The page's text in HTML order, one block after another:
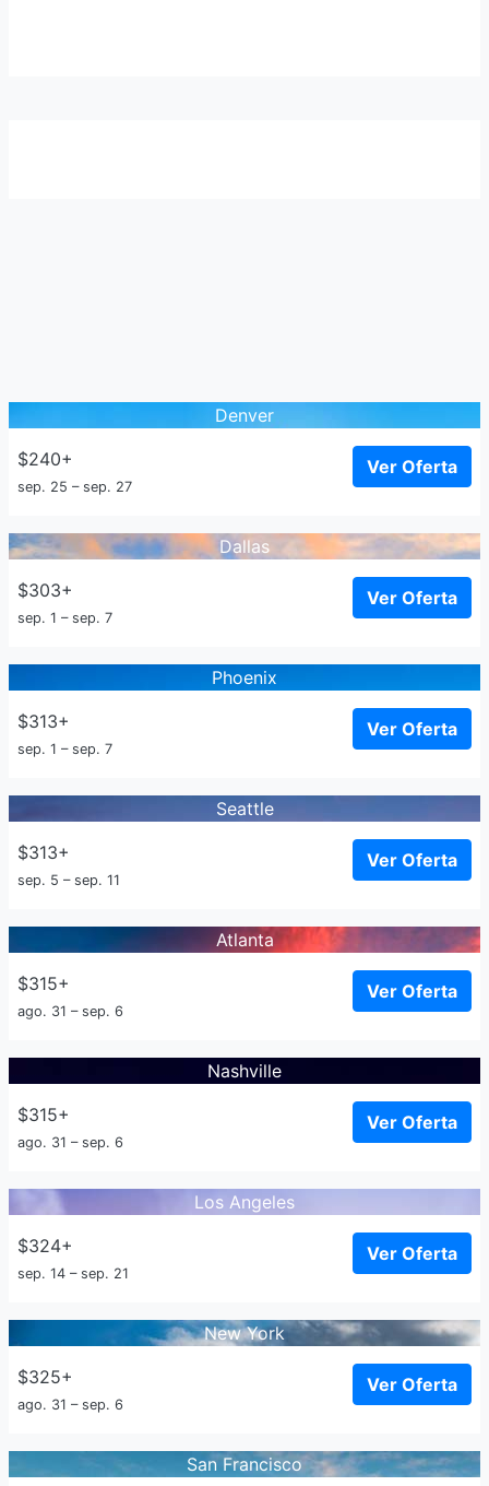
Denver
$240+
sep. 25 – sep. 27
Ver Oferta
Dallas
$303+
sep. 1 – sep. 7
Ver Oferta
Phoenix
$313+
sep. 1 – sep. 7
Ver Oferta
Seattle
$313+
sep. 5 – sep. 11
Ver Oferta
Atlanta
$315+
ago. 31 – sep. 6
Ver Oferta
Nashville
$315+
ago. 31 – sep. 6
Ver Oferta
Los Angeles
$324+
sep. 14 – sep. 21
Ver Oferta
New York
$325+
ago. 31 – sep. 6
Ver Oferta
San Francisco